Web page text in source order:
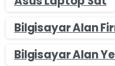
Bilgisayar Alan
Bilgisayar Alan